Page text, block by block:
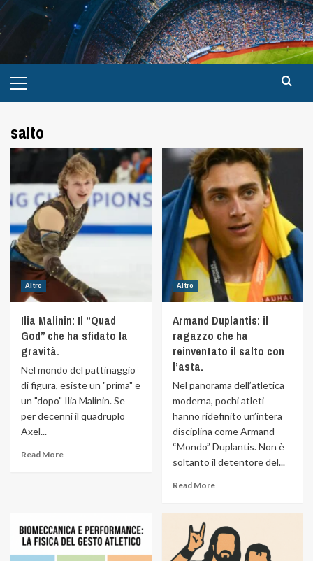
salto
Altro
Ilia Malinin: Il “Quad
God” che ha sfidato la
gravità.
Nel mondo del pattinaggio
di figura, esiste un "prima" e
un "dopo" Ilia Malinin. Se
per decenni il quadruplo
Axel...
Read More
Altro
Armand Duplantis: il
ragazzo che ha
reinventato il salto con
l’asta.
Nel panorama dell’atletica
moderna, pochi atleti
hanno ridefinito un’intera
disciplina come Armand
“Mondo” Duplantis. Non è
soltanto il detentore del...
Read More